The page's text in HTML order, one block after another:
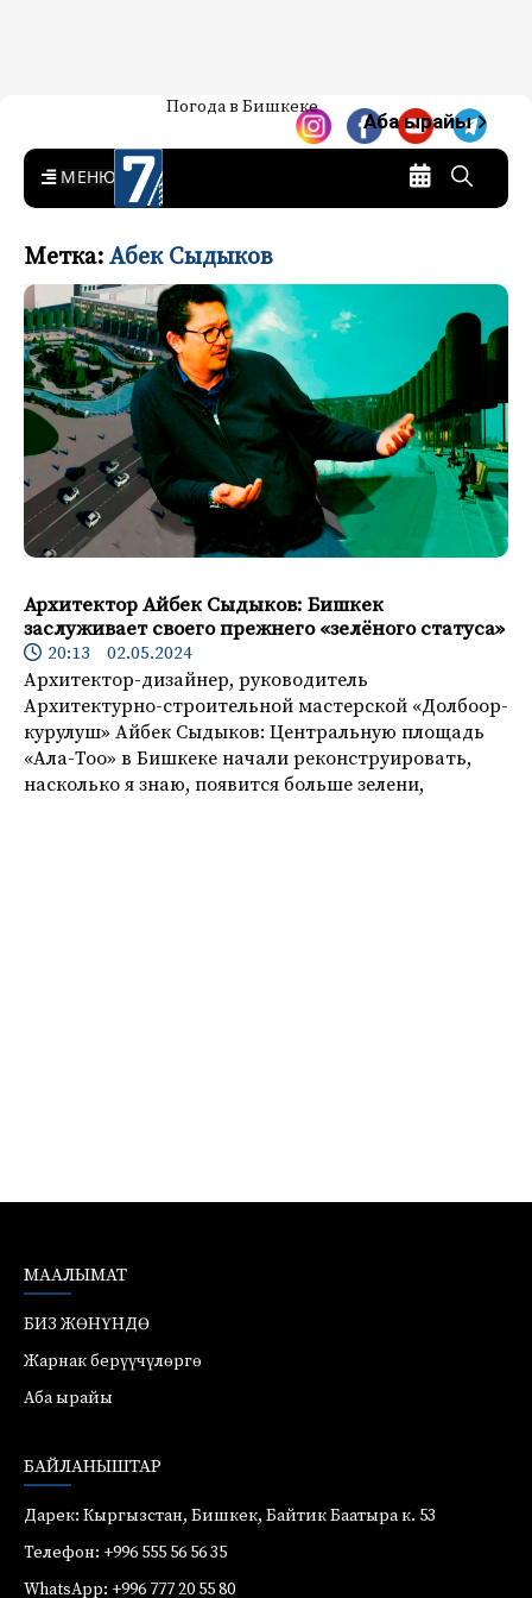
7-канал. Жаңылыктар —
Кыргызстан
Жаңылыктар — Кыргызстан
Погода в Бишкеке
Аба ырайы
MENU
Метка: Абек Сыдыков
Архитектор Айбек Сыдыков: Бишкек
заслуживает своего прежнего «зелёного статуса»
20:13 02.05.2024
Архитектор-дизайнер, руководитель
Архитектурно-строительной мастерской «Долбоор-
курулуш» Айбек Сыдыков: Центральную площадь
«Ала-Тоо» в Бишкеке начали реконструировать,
насколько я знаю, появится больше зелени,
МААЛЫМАТ
БИЗ ЖӨНҮНДӨ
Жарнак берүүчүлөргө
Аба ырайы
БАЙЛАНЫШТАР
Дарек: Кыргызстан, Бишкек, Байтик Баатыра к. 53
Телефон: +996 555 56 56 35
WhatsApp: +996 777 20 55 80